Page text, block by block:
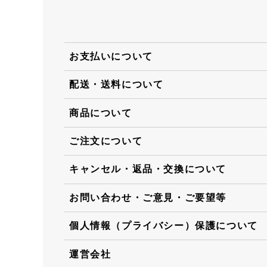
お支払いについて
配送・送料について
商品について
ご注文について
キャンセル・返品・交換について
お問い合わせ・ご意見・ご要望等
個人情報（プライバシー）保護について
運営会社